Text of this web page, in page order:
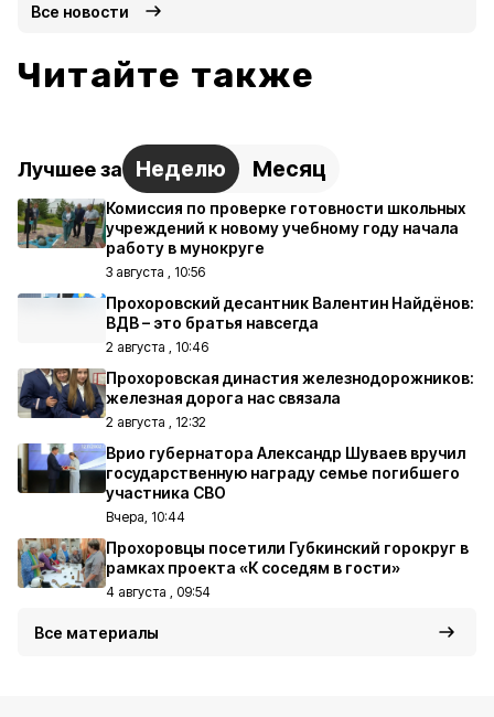
Все новости
Читайте также
Лучшее за Неделю Месяц
Комиссия по проверке готовности школьных
учреждений к новому учебному году начала
работу в мунокруге
3 августа , 10:56
Прохоровский десантник Валентин Найдёнов:
ВДВ – это братья навсегда
2 августа , 10:46
Прохоровская династия железнодорожников:
железная дорога нас связала
2 августа , 12:32
Врио губернатора Александр Шуваев вручил
государственную награду семье погибшего
участника СВО
Вчера, 10:44
Прохоровцы посетили Губкинский горокруг в
рамках проекта «К соседям в гости»
4 августа , 09:54
Все материалы